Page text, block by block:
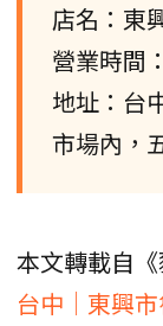
店名：東
營業時間
地址：台
市場內，
本文轉載自
台中｜東興